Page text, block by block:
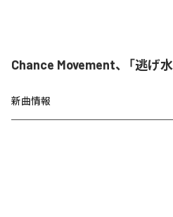
Chance Movement、「逃げ
新曲情報